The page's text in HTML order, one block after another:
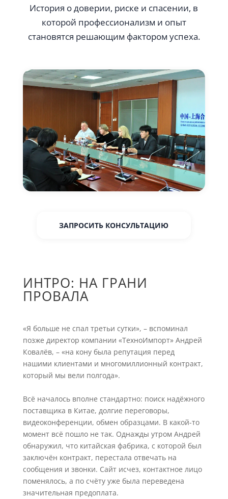
История о доверии, риске и спасении, в
которой профессионализм и опыт
становятся решающим фактором успеха.
ЗАПРОСИТЬ КОНСУЛЬТАЦИЮ
ИНТРО: НА ГРАНИ
ПРОВАЛА
«Я больше не спал третьи сутки», – вспоминал
позже директор компании «ТехноИмпорт» Андрей
Ковалёв, – «на кону была репутация перед
нашими клиентами и многомиллионный контракт,
который мы вели полгода».
Всё началось вполне стандартно: поиск надёжного
поставщика в Китае, долгие переговоры,
видеоконференции, обмен образцами. В какой-то
момент всё пошло не так. Однажды утром Андрей
обнаружил, что китайская фабрика, с которой был
заключён контракт, перестала отвечать на
сообщения и звонки. Сайт исчез, контактное лицо
поменялось, а по счёту уже была переведена
значительная предоплата.